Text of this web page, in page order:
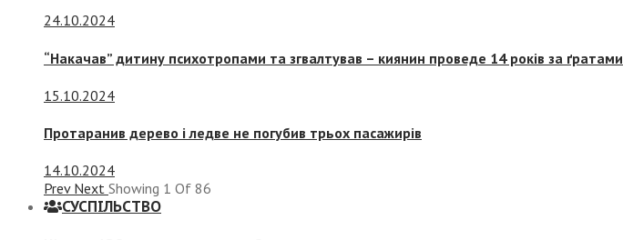
24.10.2024
“Накачав” дитину психотропами та згвалтував – киянин проведе 14 років за ґратами
15.10.2024
Протаранив дерево і ледве не погубив трьох пасажирів
14.10.2024
Prev Next Showing 1 Of 86
СУСПIЛЬСТВО